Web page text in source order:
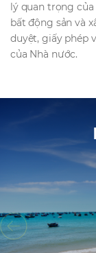
lý quan trọng
bất động sản và
duyệt, giấy phép
của Nhà nước.